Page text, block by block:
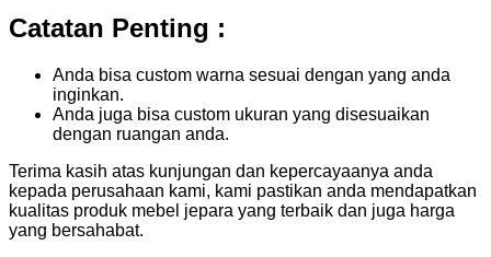
Catatan Penting :
Anda bisa custom warna sesuai dengan yang anda
inginkan.
Anda juga bisa custom ukuran yang disesuaikan
dengan ruangan anda.
Terima kasih atas kunjungan dan kepercayaanya anda
kepada perusahaan kami, kami pastikan anda mendapatkan
kualitas produk mebel jepara yang terbaik dan juga harga
yang bersahabat.